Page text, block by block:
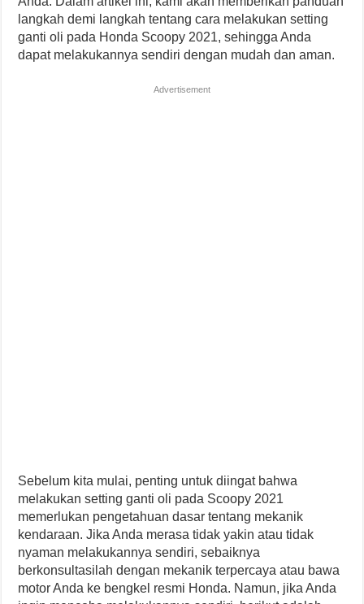
langkah demi langkah tentang cara melakukan setting
ganti oli pada Honda Scoopy 2021, sehingga Anda
dapat melakukannya sendiri dengan mudah dan aman.
Advertisement
Sebelum kita mulai, penting untuk diingat bahwa
melakukan setting ganti oli pada Scoopy 2021
memerlukan pengetahuan dasar tentang mekanik
kendaraan. Jika Anda merasa tidak yakin atau tidak
nyaman melakukannya sendiri, sebaiknya
berkonsultasilah dengan mekanik terpercaya atau bawa
motor Anda ke bengkel resmi Honda. Namun, jika Anda